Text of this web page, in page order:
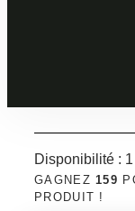
Disponibilité :
GAGNEZ159
PRODUIT !